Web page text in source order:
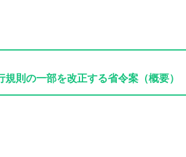
規則の一部を改正する省令案（概要）